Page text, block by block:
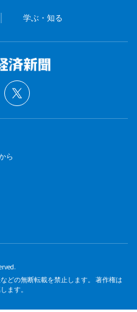
学ぶ・知る
ら
どの無断転載を禁止します。 著作権は
ます。